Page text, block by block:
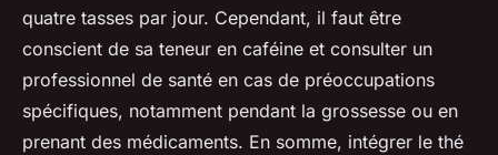
quatre tasses par jour. Cependant, il faut être
conscient de sa teneur en caféine et consulter un
professionnel de santé en cas de préoccupations
spécifiques, notamment pendant la grossesse ou en
prenant des médicaments. En somme, intégrer le thé